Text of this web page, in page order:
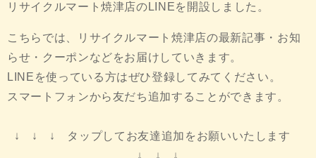
リサイクルマート焼津店のLINEを開設しました。
こちらでは、リサイクルマート焼津店の最新記事・お知
らせ・クーポンなどをお届けしていきます。
LINEを使っている方はぜひ登録してみてください。
スマートフォンから友だち追加することができます。
↓ ↓ ↓ タップしてお友達追加をお願いいたします
↓ ↓ ↓